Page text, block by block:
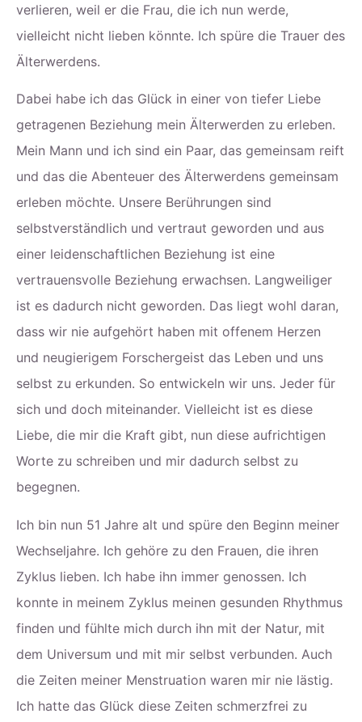
verlieren, weil er die Frau, die ich nun werde,
vielleicht nicht lieben könnte. Ich spüre die Trauer des
Älterwerdens.
Dabei habe ich das Glück in einer von tiefer Liebe
getragenen Beziehung mein Älterwerden zu erleben.
Mein Mann und ich sind ein Paar, das gemeinsam reift
und das die Abenteuer des Älterwerdens gemeinsam
erleben möchte. Unsere Berührungen sind
selbstverständlich und vertraut geworden und aus
einer leidenschaftlichen Beziehung ist eine
vertrauensvolle Beziehung erwachsen. Langweiliger
ist es dadurch nicht geworden. Das liegt wohl daran,
dass wir nie aufgehört haben mit offenem Herzen
und neugierigem Forschergeist das Leben und uns
selbst zu erkunden. So entwickeln wir uns. Jeder für
sich und doch miteinander. Vielleicht ist es diese
Liebe, die mir die Kraft gibt, nun diese aufrichtigen
Worte zu schreiben und mir dadurch selbst zu
begegnen.
Ich bin nun 51 Jahre alt und spüre den Beginn meiner
Wechseljahre. Ich gehöre zu den Frauen, die ihren
Zyklus lieben. Ich habe ihn immer genossen. Ich
konnte in meinem Zyklus meinen gesunden Rhythmus
finden und fühlte mich durch ihn mit der Natur, mit
dem Universum und mit mir selbst verbunden. Auch
die Zeiten meiner Menstruation waren mir nie lästig.
Ich hatte das Glück diese Zeiten schmerzfrei zu